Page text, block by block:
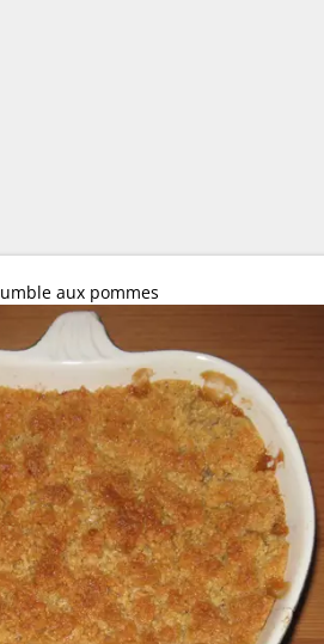
aux pommes